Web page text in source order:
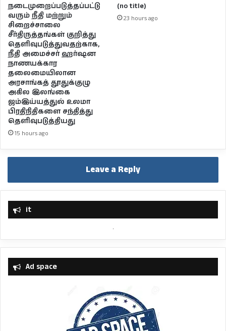
நடைமுறைப்படுத்தப்பட்டு
வரும் நீதி மற்றும்
சிறைச்சாலை
சீர்திருத்தங்கள் குறித்து
தெளிவுபடுத்துவதற்காக,
நீதி அமைச்சர் ஹர்ஷன
நாணயக்கார
தலைமையிலான
அரசாங்கத் தூதுக்குழு
அகில இலங்கை
ஜம்இய்யத்துல் உலமா
பிரதிநிதிகளை சந்தித்து
தெளிவுபடுத்தியது
15 hours ago
(no title)
23 hours ago
Leave a Reply
it
Ad space